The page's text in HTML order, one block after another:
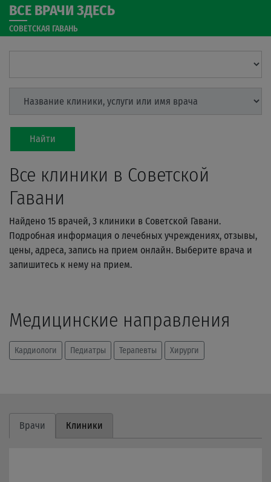
ВСЕ ВРАЧИ ЗДЕСЬ
СОВЕТСКАЯ ГАВАНЬ
Найти
Все клиники в Советской
Гавани
Найдено 15 врачей, 3 клиники в Советской Гавани.
Подробная информация о лечебных учреждениях, отзывы,
цены, адреса, запись на прием онлайн. Выберите врача и
запишитесь к нему на прием.
Медицинские направления
Кардиологи Педиатры Терапевты Хирурги
Врачи Клиники